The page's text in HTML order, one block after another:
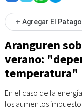
+ Agregar El
Aranguren
verano:
temperatura"
En el caso de la
los aumentos